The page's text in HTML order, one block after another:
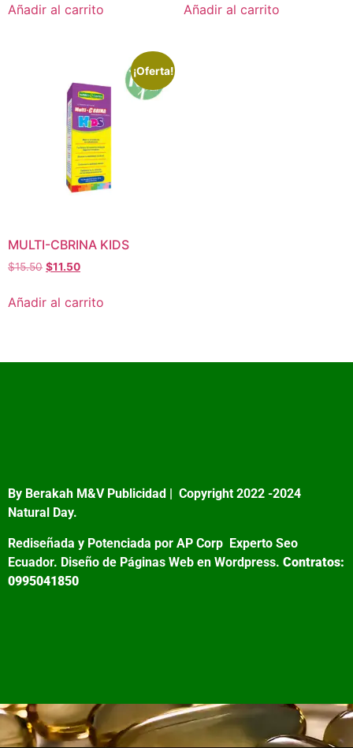
Añadir al carrito Añadir al carrito
¡Oferta!
MULTI-CBRINA KIDS
$15.50 $11.50
Añadir al carrito
By Berakah M&V Publicidad |
Copyright 2022 -2024
Natural Day.
Rediseñada y Potenciada por AP Corp Experto Seo
Ecuador. Diseño de Páginas Web en Wordpress. Contratos:
0995041850